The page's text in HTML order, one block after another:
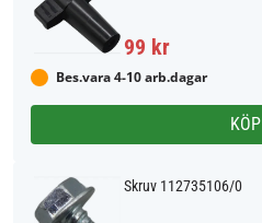
99 kr
Bes.vara 4-10 arb.dagar
KÖP
Skruv 112735106/0